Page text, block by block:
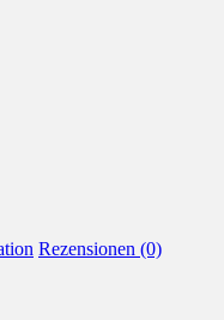
Rezensionen (0)